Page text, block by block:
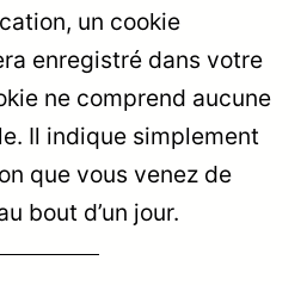
un cookie
enregistré dans votre
ne comprend aucune
Il indique simplement
que vous venez de
bout d’un jour.